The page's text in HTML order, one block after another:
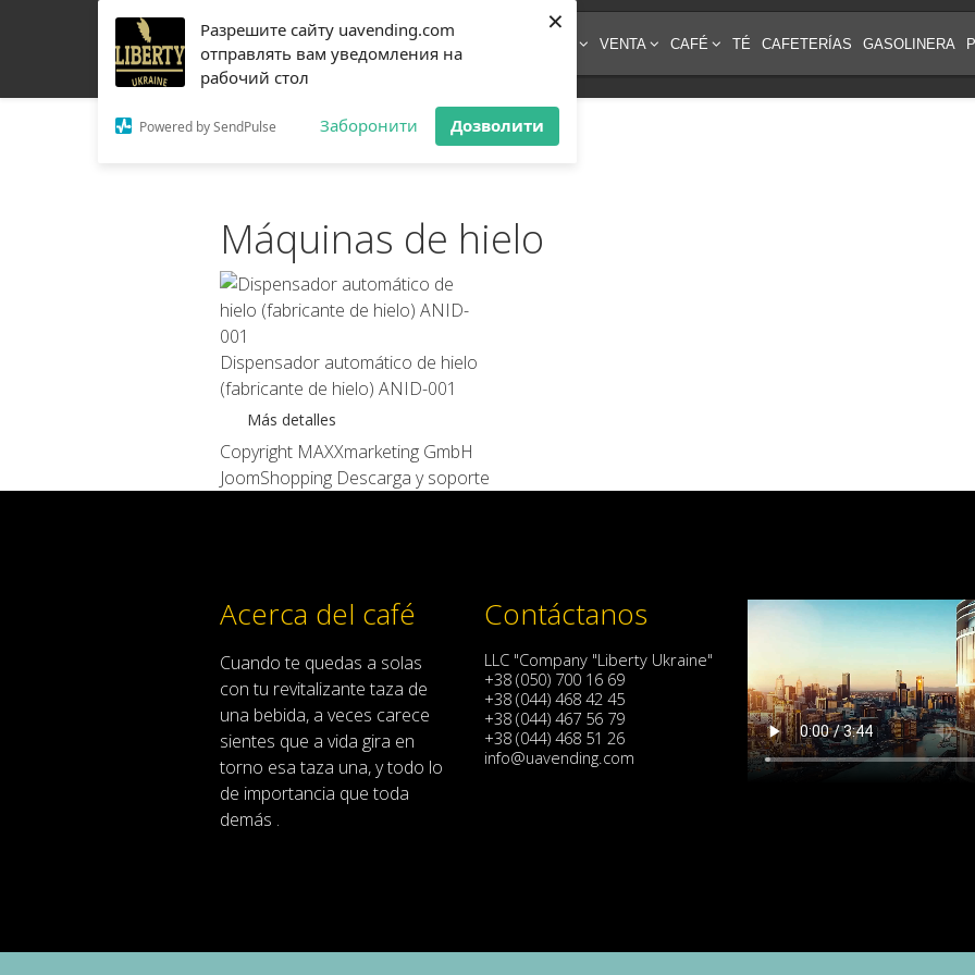
Разрешите сайту uavending.com
отправлять вам уведомления на
рабочий стол
Powered by SendPulse Заборонити Дозволити
×
HOGAR FILTRACIÓN RRO VENTA CAFÉ TÉ CAFETERÍAS GASOLINERA
Máquinas de hielo
Dispensador automático de hielo
(fabricante de hielo) ANID-001
Más detalles
Copyright MAXXmarketing GmbH
JoomShopping Descarga y soporte
Acerca del café
Cuando te quedas a solas
con tu revitalizante taza de
una bebida, a veces carece
sientes que a vida gira en
torno esa taza una,ytodo lo
de importancia que toda
demás .
Contáctanos
LLC "Company "Liberty Ukraine"
+38 (050) 700 16 69
+38 (044) 468 42 45
+38 (044) 467 56 79
+38 (044) 468 51 26
info@uavending.com